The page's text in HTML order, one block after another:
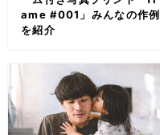
ame #001」みんなの作例
を紹介